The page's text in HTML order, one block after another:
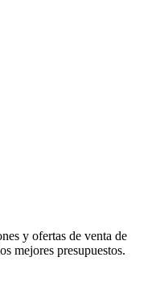
y ofertas de venta de
mejores presupuestos.